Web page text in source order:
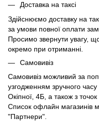
Доставка на таксі
Здійснюємо доставку на
за умови повної оплати
Просимо звернути увагу,
окремо при отриманні.
Самовивіз
Самовивіз можливий за
узгодженням зручного
Окіпної, 4Б, а також з
Список офлайн магазинів
"Партнери".